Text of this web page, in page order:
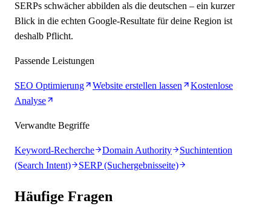
SERPs schwächer abbilden als die deutschen – ein kurzer
Blick in die echten Google-Resultate für deine Region ist
deshalb Pflicht.
Passende Leistungen
SEO Optimierung Website erstellen lassen
Kostenlose
Analyse
Verwandte Begriffe
Keyword-Recherche Domain Authority
Suchintention
(Search Intent)
SERP (Suchergebnisseite)
Häufige Fragen